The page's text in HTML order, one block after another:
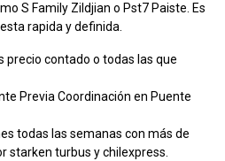
S Family Zildjian o Pst7 Paiste. Es
rapida y definida.
precio contado o todas las que
Previa Coordinación en Puente
todas las semanas con más de
starken turbus y chilexpress.